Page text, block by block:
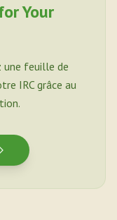
Your
une feuille de
IRC grâce au